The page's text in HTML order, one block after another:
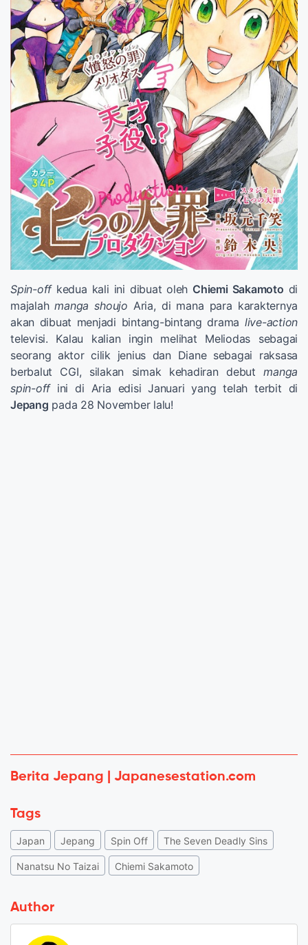
Spin-offkedua kali ini dibuat oleh Chiemi Sakamoto di
majalahmanga shoujo Aria, di mana para karakternya
akan dibuat menjadi bintang-bintang drama live-action
televisi. Kalau kalian ingin melihat Meliodas sebagai
seorang aktor cilik jenius dan Diane sebagai raksasa
berbalut CGI, silakan simak kehadiran debutmanga
spin-offini di Aria edisi Januari yang telah terbit di
Jepang pada 28 November lalu!
Berita Jepang | Japanesestation.com
Tags
Japan Jepang Spin Off The Seven Deadly Sins
Nanatsu No Taizai Chiemi Sakamoto
Author